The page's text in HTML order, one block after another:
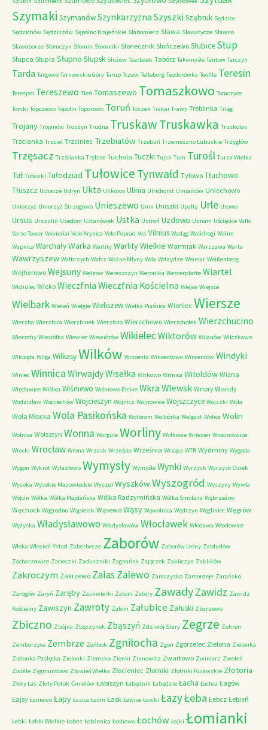
Szymaki SzymanówSzynkarzyzna Szyszki Sząbruk Sędzice
Sędzichów Sędziszów Sępólno Krajeńskie Słabomierz Sława Sławatycze Sławno
Sławoborze Słomczyn Słomin Słomniki Słonecznik Słończewo Słubice Słup
Słupca Słupia Słupno Słupsk Służew Taarbaek Tabórz Takomyśle Tantow Tarczyn
Tarda Targowo Tarnowskie Góry Tarup Tczew Telleborg Teodorówka Teofile Teresin
Terespol Tereszewo Tleń Tomaszewo Tomaszkowo Tomczyce
Tomki Topczewo Topolin Toporowo Toruń Toszek Trakai Trawy Treblinka Trląg
Trojany Trojanów Troszyn Trudna TruskawTruskawka Truskolas
Trzcianka Trzciel Trzciniec Trzebiatów Trzebuń Trzemeszno Lubuskie Trzygłów
Trzęsacz Trzścianka Trębice Tuchola Tuczki Tujsk Tum Turośl Turza Wielka
Tuł Tuławki Tułodziad Tułowice Tynwałd Tyłowo Tłuchowo
Tłuszcz Uchacze Udryn Ukta Ulikowo Ulinia Ulrichorst Umiastów Uniechowo
Unierzyż Unierzyż Strzegowo Unieszewo Unin Uniszki Upałty Urle Urowo
Ursus Urszulin Usedom Ustanówek Ustka Ustroń Uzdowo Uznam Uścięcice Vallo
Varso Tower Veivieriai Velo Krynica Velo Poprad Ves Vilnius Wadąg Walidrogi Walim
Wapnica WarchałyWarka Warlity Warlity Wielkie Warmiak Warszawa Warta
Wawrzyszew Wałbrzych Wałcz Ważne Młyny Wda Wdzydze Weimar Weißenberg
Wejherowo Wejsuny Welzow Wereszczyn Weronika Westerplatte Wiartel
Wichulec Wicko Wieczfnia Wieczfnia Kościelna Wiejce Wiejsce
Wielbark Wieleń Wielgie Wieliszew Wielka Piaśnica Wieniec Wiersze
Wierzba Wierzbica Wierzbinek Wierzbno Wierzchowo Wierzchołek Wierzchucino
Wierzchy Wiesiółka Wiewiec Wiewiórów WikielecWiktorów Wilanów Wilczkowo
Wilczęta Wilga WilkasyWilków Wincenta Wincentowo Wincentów Windyki
Winiec Winnica WirwajdyWisełka Witkowo Witnica Witoldów Wizna
Więcławice Wiślica Wiśniewo Wiśniowo Ełckie Wkra Wlewsk Wnory Wandy
Wodzisław Wojciechów Wojcieszyn Wojnicz Wojnowice Wojszczyce Wojszki Wola
Wola Młocka Wola Pasikońska Wolbrom Wolbórka Wolgast Wolica Wolin
Wolnica Wolsztyn Wonna Worgule Worliny Wołkowe Wriezen Wrocimowice
Wrocki Wrocław Wrona Wrzask Wrzeście Września Wrząca WTR Wydminy Wygoda
Wygon Wykrot Wylazłowo Wymysły Wymyśle Wynki Wyrzysk Wyrzysk Osiek
Wysoka Wysokie Mazowieckie Wyszel WyszkówWyszogród Wyszyny Wywła
Wójcin Wólka Wólka Majdańska Wólka Radzymińska Wólka Smolana Wąbrzeźno
Wąchock Wągrodno Wąpielsk Wąsewo Wąsy Wąwolnica Wędrzyn Węgliniec Węgrów
Wężyska Władysławowo Władysławów Włocławek Włodawa Włodowice
Włoka Włosień Ystad Zaberbecze Zaborów Zaborów Leśny Zabłudów
Zacharzowice Zacieczki Zaduszniki Zagnańsk Zajączek Zakliczyn Zaklików
Zakroczym Zakrzewo ZalasZalewo Zamczysko Zamordeje Zarańsko
Zarogów Zaryń Zaręby Zaskwierki Zatom Zatory ZawadyZawidz Zawidz
Kościelny Zawiszyn Zawroty Załom Załubice Załuski Zbarzewo
Zbiczno Zbójna Zbąszynek Zbąszyń Zdziwój Stary Zegrze Zehren
Zemborzyce Zembrze Zeńbok Zgniłocha Zgon Zgorzelec Zielona Zielonka
Zielonka Pasłęcka Zielonki Ziemsko Zienki Zinnowitz Zwartowo Zwiniarz Zwoleń
Zwolle Zygmuntowo Zławieś Wielka Złocieniec Złotniki Złotniki Kujawskie Złotoria
Złoty Las Złoty Potok Ćmielów Łabiszyn Łabędnik Łabędzie Łacha Łachca Łagów
Łajsy Łaniewo Łapy Łasica Łasin Łask Ławice Ławki ŁazyŁeba Łebcz Łebień
Łebki Łebki Wielkie Łobez Łobżenica Łochowo Łochów Łojki Łomianki